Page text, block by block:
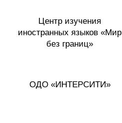
Центр изучения
иностранных языков «Мир
без границ»
ОДО «ИНТЕРСИТИ»